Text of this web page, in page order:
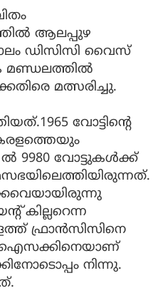
ആലപ്പുഴ
ഡിസിസി വൈസ്
മണ്ഡലത്തില്‍
മത്സരിച്ചു.
വോട്ടിന്റെ
9980 വോട്ടുകള്‍ക്ക്
കില്ലറെന്ന
ഫ്രാന്‍സിസിനെ
ഐസക്കിനെയാണ്
നിന്നു.